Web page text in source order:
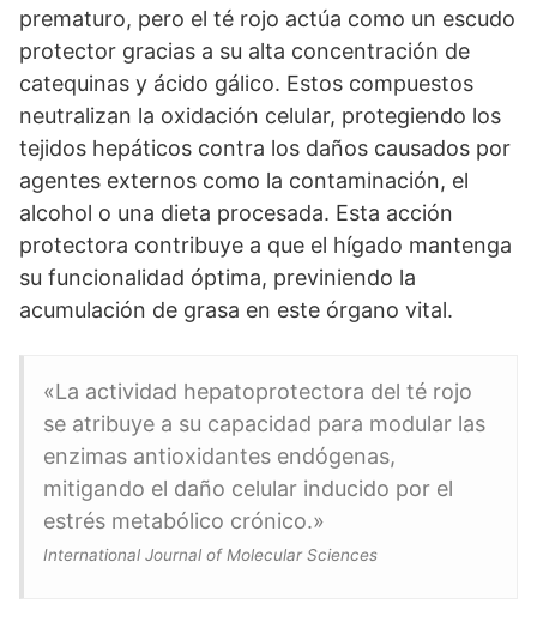
prematuro, pero el té rojo actúa como un escudo
protector gracias a su alta concentración de
catequinas y ácido gálico. Estos compuestos
neutralizan la oxidación celular, protegiendo los
tejidos hepáticos contra los daños causados por
agentes externos como la contaminación, el
alcohol o una dieta procesada. Esta acción
protectora contribuye a que el hígado mantenga
su funcionalidad óptima, previniendo la
acumulación de grasa en este órgano vital.
«La actividad hepatoprotectora del té rojo
se atribuye a su capacidad para modular las
enzimas antioxidantes endógenas,
mitigando el daño celular inducido por el
estrés metabólico crónico.»
International Journal of Molecular Sciences